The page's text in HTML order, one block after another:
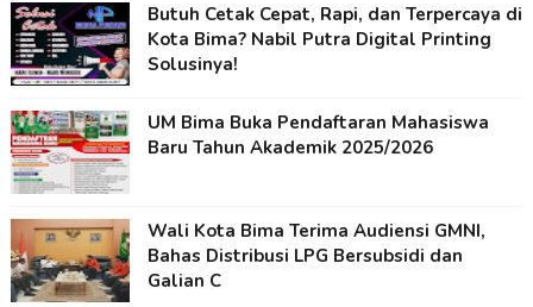
Butuh Cetak Cepat, Rapi, dan Terpercaya di
Kota Bima? Nabil Putra Digital Printing
Solusinya!
UM Bima Buka Pendaftaran Mahasiswa
Baru Tahun Akademik 2025/2026
Wali Kota Bima Terima Audiensi GMNI,
Bahas Distribusi LPG Bersubsidi dan
Galian C